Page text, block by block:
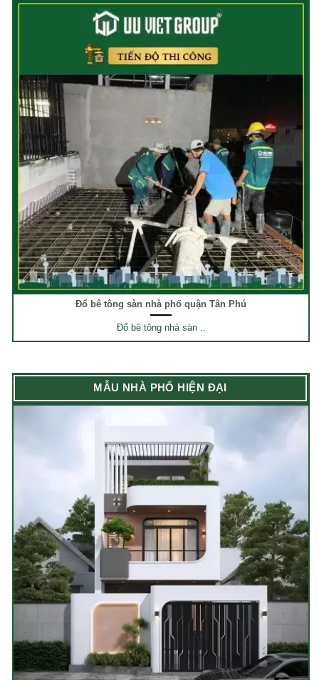
Đổ bê tông sàn nhà phố quận Tân Phú
Đổ bê tông nhà sàn ..
MẪU NHÀ PHỐ HIỆN ĐẠI